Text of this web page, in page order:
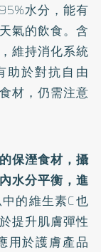
水分，能有
氣的飲食。含
維持消化系統
助於對抗自由
材，仍需注意
保溼食材，攝
水分平衡，進
的維生素C也
提升肌膚彈性
用於護膚產品